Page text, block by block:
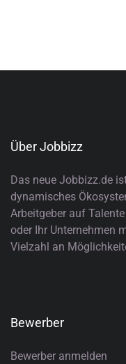
Über Jobbizz
Das neue Jobbizz.de
dynamisches
Arbeitgeber auf
oder Ihr Unternehmen
Vielzahl an
Bewerber
Bewerber anmelden